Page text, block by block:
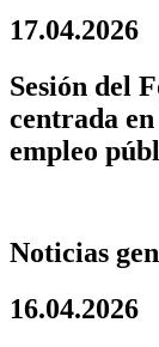
17.04.2026
Sesión del
centrada
empleo
Noticias
16.04.2026